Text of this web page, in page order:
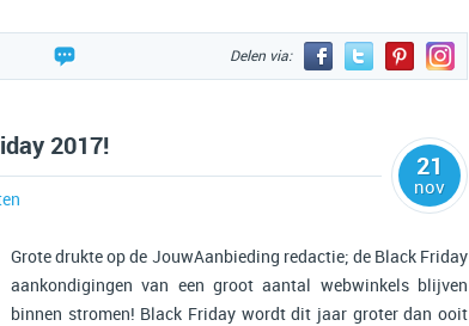
Delen via:
2017!
Grote drukte op de JouwAanbieding redactie; de Black Friday
aankondigingen van een groot aantal webwinkels blijven
binnen stromen! Black Friday wordt dit jaar groter dan ooit
21
nov